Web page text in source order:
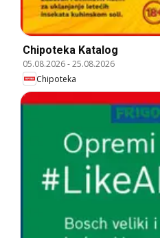
Chipoteka Katalog
05.08.2026-25.08.2026
Chipoteka